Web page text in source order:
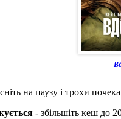
на паузу і трохи
- збільшіть кеш до